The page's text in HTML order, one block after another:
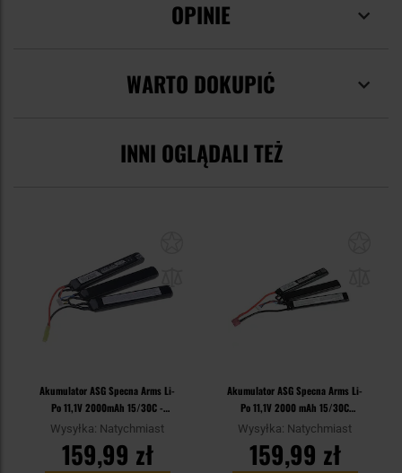
OPINIE
WARTO DOKUPIĆ
INNI OGLĄDALI TEŻ
Akumulator ASG Specna Arms Li-
Po 11,1V 2000mAh 15/30C -
trójdzielny
Wysyłka: Natychmiast
159,99 zł
Akumulator ASG Specna Arms Li-
Po 11,1V 2000 mAh 15/30C
trójdzielny - T-Connect
Wysyłka: Natychmiast
159,99 zł